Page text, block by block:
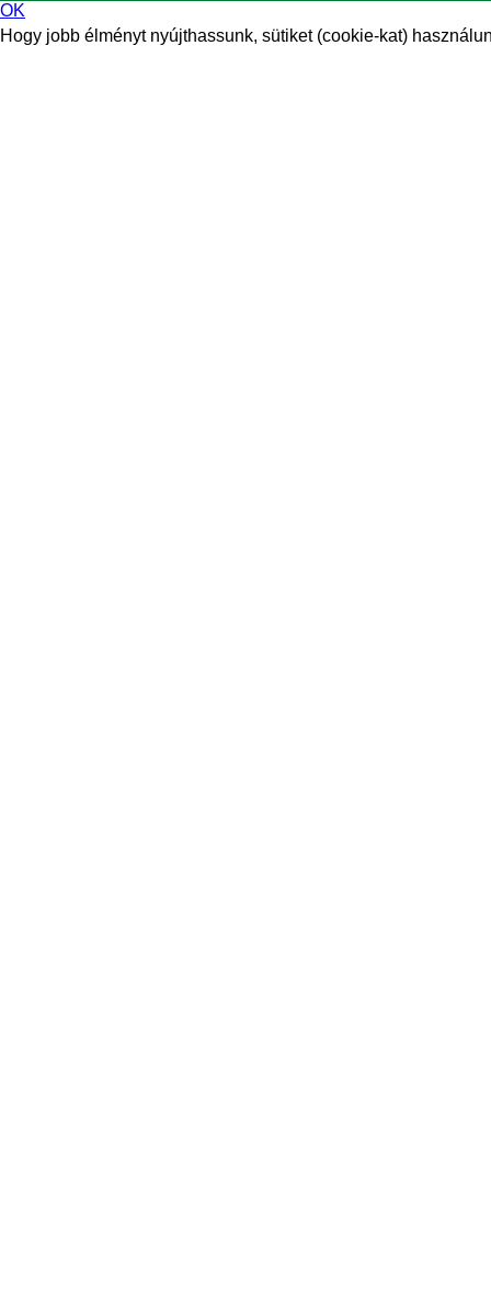
OK
Hogy jobb élményt nyújthassunk, sütiket (cookie-kat)